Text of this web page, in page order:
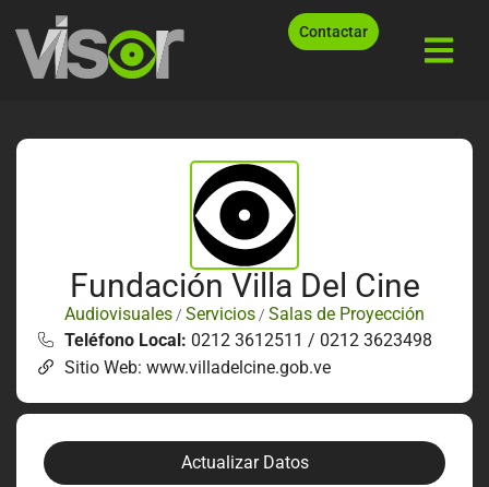
Contactar
Fundación Villa Del Cine
Audiovisuales / Servicios / Salas de Proyección
Teléfono Local: 0212 3612511 / 0212 3623498
Sitio Web: www.villadelcine.gob.ve
Actualizar Datos